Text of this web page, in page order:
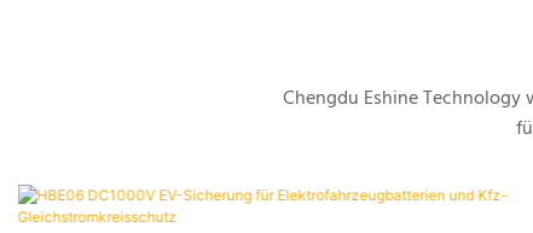
Chengdu Eshine